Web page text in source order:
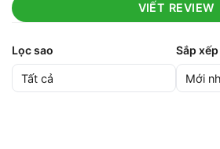
VIẾT REVIEW
Lọc sao Sắp xếp